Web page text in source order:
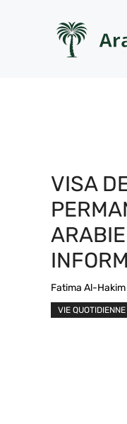
VISA
Fatima Al-Hakim
VIE QUOTIDIENNE